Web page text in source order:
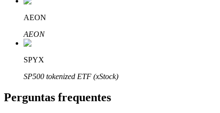
Afiliados Bitrue
AEON
AEON
SPYX
SP500 tokenized ETF (xStock)
Perguntas frequentes